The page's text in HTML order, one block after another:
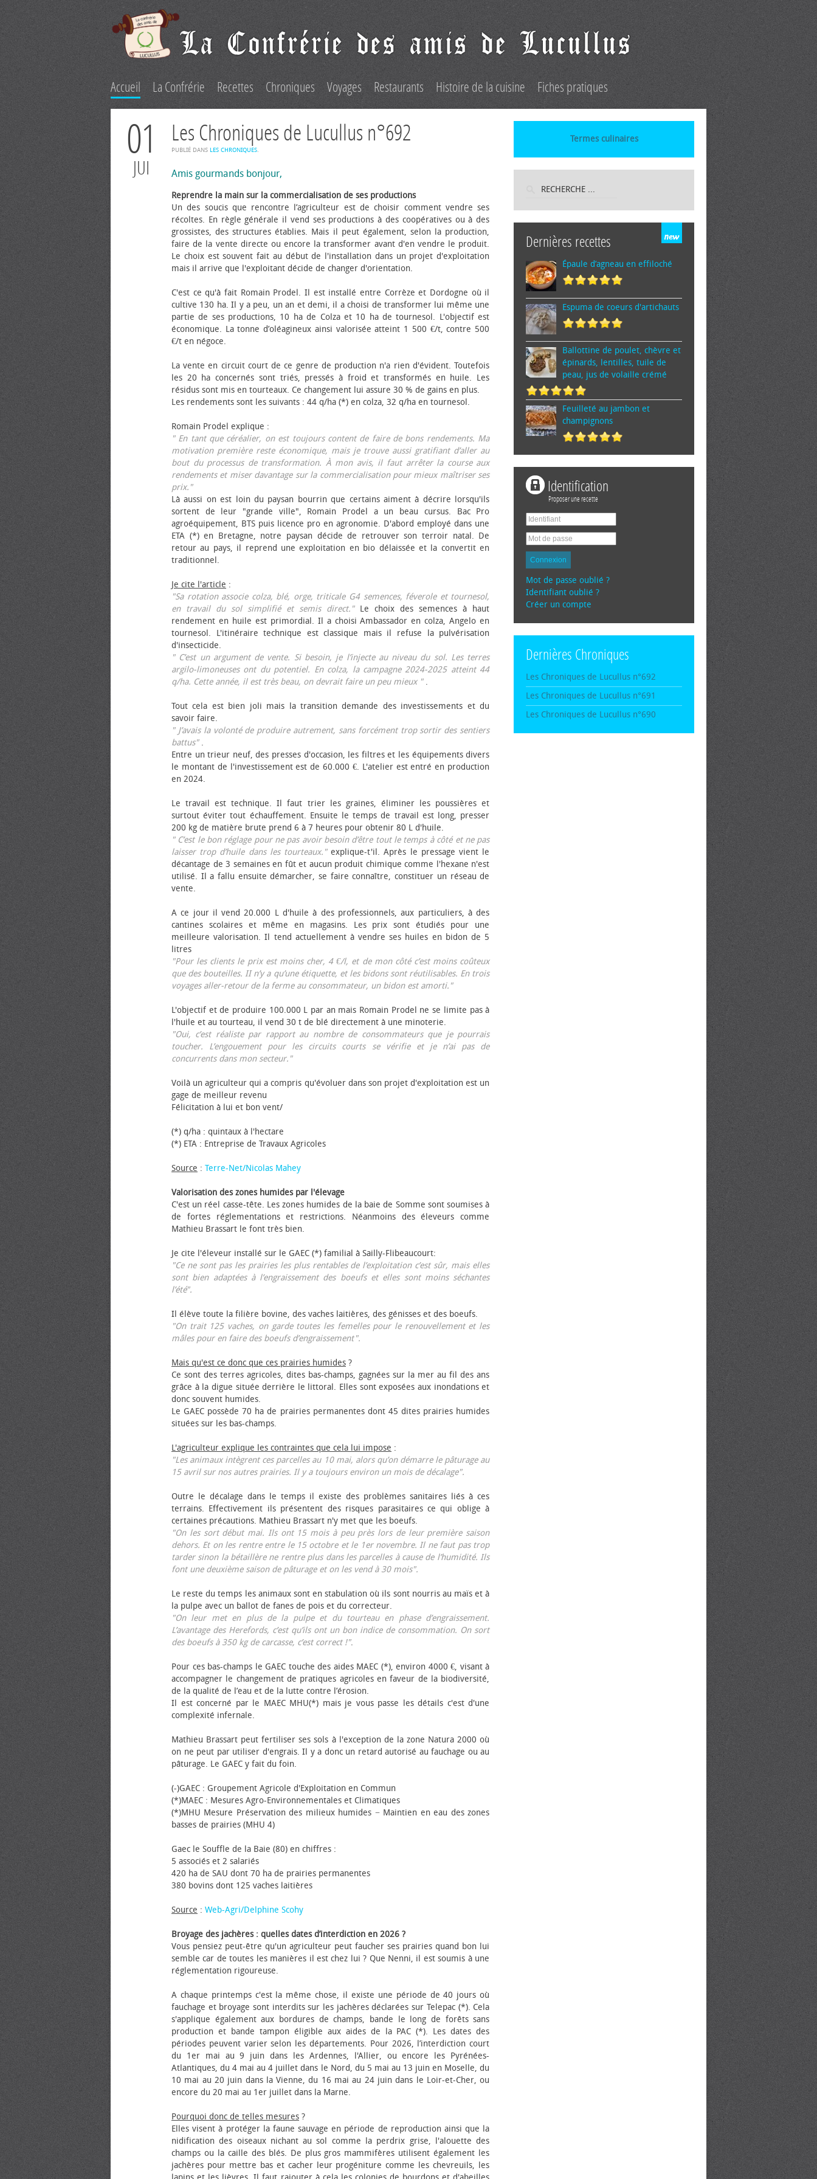
Accueil La Confrérie Recettes Chroniques Voyages Restaurants Histoire de la cuisine Fiches pratiques
01
JUI
Les Chroniques de Lucullus n°692
PUBLIÉ DANS LES CHRONIQUES.
Amis gourmands bonjour,
Reprendre la main sur la commercialisation de ses productions
Un des soucis que rencontre l’agriculteur est de choisir comment vendre ses
récoltes. En règle générale il vend ses productions à des coopératives ou à des
grossistes, des structures établies. Mais il peut également, selon la production,
faire de la vente directe ou encore la transformer avant d'en vendre le produit.
Le choix est souvent fait au début de l'installation dans un projet d'exploitation
mais il arrive que l'exploitant décide de changer d'orientation.
C'est ce qu'à fait Romain Prodel. Il est installé entre Corrèze et Dordogne où il
cultive 130 ha. Il y a peu, un an et demi, il a choisi de transformer lui même une
partie de ses productions, 10 ha de Colza et 10 ha de tournesol. L'objectif est
économique. La tonne d’oléagineux ainsi valorisée atteint 1 500 €/t, contre 500
€/t en négoce.
La vente en circuit court de ce genre de production n'a rien d'évident. Toutefois
les 20 ha concernés sont triés, pressés à froid et transformés en huile. Les
résidus sont mis en tourteaux. Ce changement lui assure 30 % de gains en plus.
Les rendements sont les suivants : 44 q/ha (*) en colza, 32 q/ha en tournesol.
Romain Prodel explique :
" En tant que céréalier, on est toujours content de faire de bons rendements. Ma
motivation première reste économique, mais je trouve aussi gratifiant d’aller au
bout du processus de transformation. À mon avis, il faut arrêter la course aux
rendements et miser davantage sur la commercialisation pour mieux maîtriser ses
prix."
Là aussi on est loin du paysan bourrin que certains aiment à décrire lorsqu'ils
sortent de leur "grande ville", Romain Prodel a un beau cursus. Bac Pro
agroéquipement, BTS puis licence pro en agronomie. D'abord employé dans une
ETA (*) en Bretagne, notre paysan décide de retrouver son terroir natal. De
retour au pays, il reprend une exploitation en bio délaissée et la convertit en
traditionnel.
Je cite l'article :
"Sa rotation associe colza, blé, orge, triticale G4 semences, féverole et tournesol,
en travail du sol simplifié et semis direct."Le choix des semences à haut
rendement en huile est primordial. Il a choisi Ambassador en colza, Angelo en
tournesol. L'itinéraire technique est classique mais il refuse la pulvérisation
d'insecticide.
" C’est un argument de vente. Si besoin, je l’injecte au niveau du sol. Les terres
argilo-limoneuses ont du potentiel. En colza, la campagne 2024-2025 atteint 44
q/ha. Cette année, il est très beau, on devrait faire un peu mieux ".
Tout cela est bien joli mais la transition demande des investissements et du
savoir faire.
" J’avais la volonté de produire autrement, sans forcément trop sortir des sentiers
battus".
Entre un trieur neuf, des presses d'occasion, les filtres et les équipements divers
le montant de l'investissement est de 60.000 €. L'atelier est entré en production
en 2024.
Le travail est technique. Il faut trier les graines, éliminer les poussières et
surtout éviter tout échauffement. Ensuite le temps de travail est long, presser
200 kg de matière brute prend 6 à 7 heures pour obtenir 80 L d'huile.
" C’est le bon réglage pour ne pas avoir besoin d’être tout le temps à côté et ne pas
laisser trop d’huile dans les tourteaux."explique-t'il. Après le pressage vient le
décantage de 3 semaines en fût et aucun produit chimique comme l'hexane n'est
utilisé. Il a fallu ensuite démarcher, se faire connaître, constituer un réseau de
vente.
A ce jour il vend 20.000 L d'huile à des professionnels, aux particuliers, à des
cantines scolaires et même en magasins. Les prix sont étudiés pour une
meilleure valorisation. Il tend actuellement à vendre ses huiles en bidon de 5
litres
"Pour les clients le prix est moins cher, 4 €/l, et de mon côté c’est moins coûteux
que des bouteilles. II n’y a qu’une étiquette, et les bidons sont réutilisables. En trois
voyages aller-retour de la ferme au consommateur, un bidon est amorti."
L'objectif et de produire 100.000 L par an mais Romain Prodel ne se limite pas à
l'huile et au tourteau, il vend 30 t de blé directement à une minoterie.
"Oui, c’est réaliste par rapport au nombre de consommateurs que je pourrais
toucher. L’engouement pour les circuits courts se vérifie et je n’ai pas de
concurrents dans mon secteur."
Voilà un agriculteur qui a compris qu'évoluer dans son projet d'exploitation est un
gage de meilleur revenu
Félicitation à lui et bon vent/
(*) q/ha : quintaux à l'hectare
(*) ETA : Entreprise de Travaux Agricoles
Source : Terre-Net/Nicolas Mahey
Valorisation des zones humides par l'élevage
C'est un réel casse-tête. Les zones humides de la baie de Somme sont soumises à
de fortes réglementations et restrictions. Néanmoins des éleveurs comme
Mathieu Brassart le font très bien.
Je cite l'éleveur installé sur le GAEC (*) familial à Sailly-Flibeaucourt:
"Ce ne sont pas les prairies les plus rentables de l’exploitation c’est sûr, mais elles
sont bien adaptées à l’engraissement des bœufs et elles sont moins séchantes
l’été".
Il élève toute la filière bovine, des vaches laitières, des génisses et des bœufs.
"On trait 125 vaches, on garde toutes les femelles pour le renouvellement et les
mâles pour en faire des bœufs d’engraissement".
Mais qu'est ce donc que ces prairies humides ?
Ce sont des terres agricoles, dites bas-champs, gagnées sur la mer au fil des ans
grâce à la digue située derrière le littoral. Elles sont exposées aux inondations et
donc souvent humides.
Le GAEC possède 70 ha de prairies permanentes dont 45 dites prairies humides
situées sur les bas-champs.
L'agriculteur explique les contraintes que cela lui impose :
"Les animaux intègrent ces parcelles au 10 mai, alors qu’on démarre le pâturage au
15 avril sur nos autres prairies. Il y a toujours environ un mois de décalage".
Outre le décalage dans le temps il existe des problèmes sanitaires liés à ces
terrains. Effectivement ils présentent des risques parasitaires ce qui oblige à
certaines précautions. Mathieu Brassart n'y met que les bœufs.
"On les sort début mai. Ils ont 15 mois à peu près lors de leur première saison
dehors. Et on les rentre entre le 15 octobre et le 1er novembre. Il ne faut pas trop
tarder sinon la bétaillère ne rentre plus dans les parcelles à cause de l’humidité. Ils
font une deuxième saison de pâturage et on les vend à 30 mois".
Le reste du temps les animaux sont en stabulation où ils sont nourris au maïs et à
la pulpe avec un ballot de fanes de pois et du correcteur.
"On leur met en plus de la pulpe et du tourteau en phase d’engraissement.
L’avantage des Herefords, c’est qu’ils ont un bon indice de consommation. On sort
des bœufs à 350 kg de carcasse, c’est correct !".
Pour ces bas-champs le GAEC touche des aides MAEC (*), environ 4000 €, visant à
accompagner le changement de pratiques agricoles en faveur de la biodiversité,
de la qualité de l’eau et de la lutte contre l’érosion.
Il est concerné par le MAEC MHU(*) mais je vous passe les détails c'est d'une
complexité infernale.
Mathieu Brassart peut fertiliser ses sols à l'exception de la zone Natura 2000 où
on ne peut par utiliser d'engrais. Il y a donc un retard autorisé au fauchage ou au
pâturage. Le GAEC y fait du foin.
(-)GAEC : Groupement Agricole d'Exploitation en Commun
(*)MAEC : Mesures Agro-Environnementales et Climatiques
(*)MHU Mesure Préservation des milieux humides − Maintien en eau des zones
basses de prairies (MHU 4)
Gaec le Souffle de la Baie (80) en chiffres :
5 associés et 2 salariés
420 ha de SAU dont 70 ha de prairies permanentes
380 bovins dont 125 vaches laitières
Source : Web-Agri/Delphine Scohy
Broyage des jachères : quelles dates d’interdiction en 2026 ?
Vous pensiez peut-être qu'un agriculteur peut faucher ses prairies quand bon lui
semble car de toutes les manières il est chez lui ? Que Nenni, il est soumis à une
réglementation rigoureuse.
A chaque printemps c'est la même chose, il existe une période de 40 jours où
fauchage et broyage sont interdits sur les jachères déclarées sur Telepac (*). Cela
s'applique également aux bordures de champs, bande le long de forêts sans
production et bande tampon éligible aux aides de la PAC (*). Les dates des
périodes peuvent varier selon les départements. Pour 2026, l’interdiction court
du 1er mai au 9 juin dans les Ardennes, l'Allier, ou encore les Pyrénées-
Atlantiques, du 4 mai au 4 juillet dans le Nord, du 5 mai au 13 juin en Moselle, du
10 mai au 20 juin dans la Vienne, du 16 mai au 24 juin dans le Loir-et-Cher, ou
encore du 20 mai au 1er juillet dans la Marne.
Pourquoi donc de telles mesures ?
Elles visent à protéger la faune sauvage en période de reproduction ainsi que la
nidification des oiseaux nichant au sol comme la perdrix grise, l'alouette des
champs ou la caille des blés. De plus gros mammifères utilisent également les
jachères pour mettre bas et cacher leur progéniture comme les chevreuils, les
Termes culinaires
Dernières recettes
Épaule d’agneau en effiloché
Espuma de cœurs d'artichauts
Ballottine de poulet, chèvre et
épinards, lentilles, tuile de
peau, jus de volaille crémé
Feuilleté au jambon et
champignons
Identification
Proposer une recette
Connexion
Mot de passe oublié ?
Identifiant oublié ?
Créer un compte
Dernières Chroniques
Les Chroniques de Lucullus n°692
Les Chroniques de Lucullus n°691
Les Chroniques de Lucullus n°690